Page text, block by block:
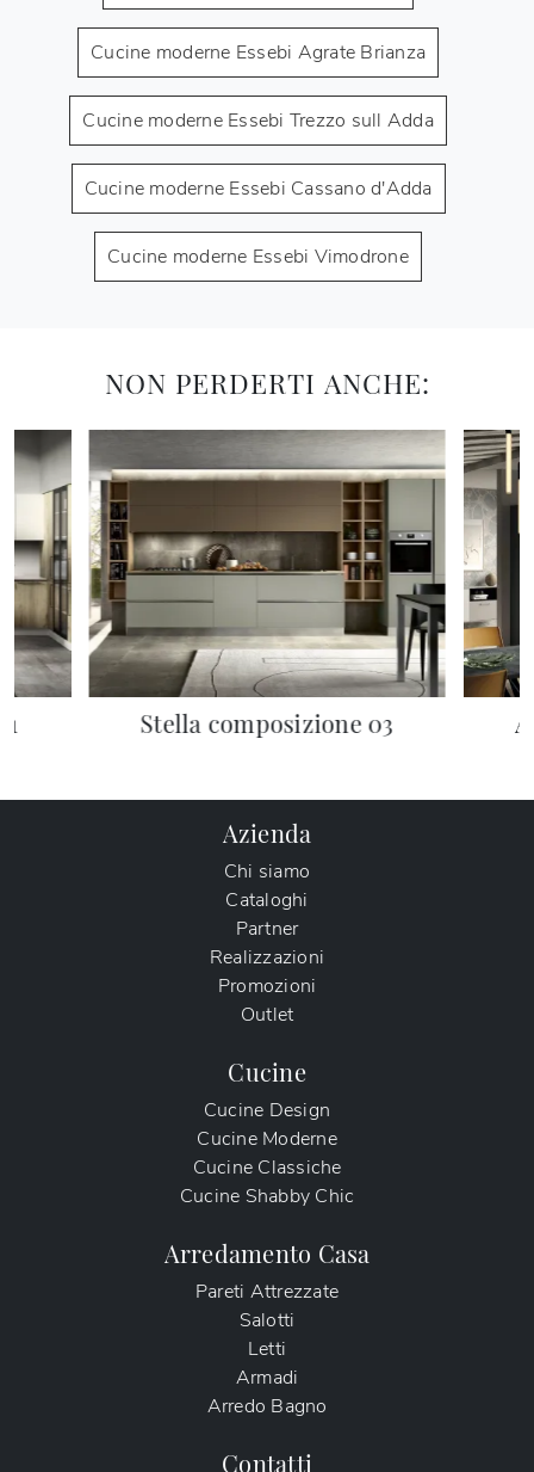
Cucine moderne Essebi Agrate Brianza
Cucine moderne Essebi Trezzo sull Adda
Cucine moderne Essebi Cassano d'Adda
Cucine moderne Essebi Vimodrone
NON PERDERTI ANCHE:
Stella composizione 03
Azienda
Chi siamo
Cataloghi
Partner
Realizzazioni
Promozioni
Outlet
Cucine
Cucine Design
Cucine Moderne
Cucine Classiche
Cucine Shabby Chic
Arredamento Casa
Pareti Attrezzate
Salotti
Letti
Armadi
Arredo Bagno
Contatti